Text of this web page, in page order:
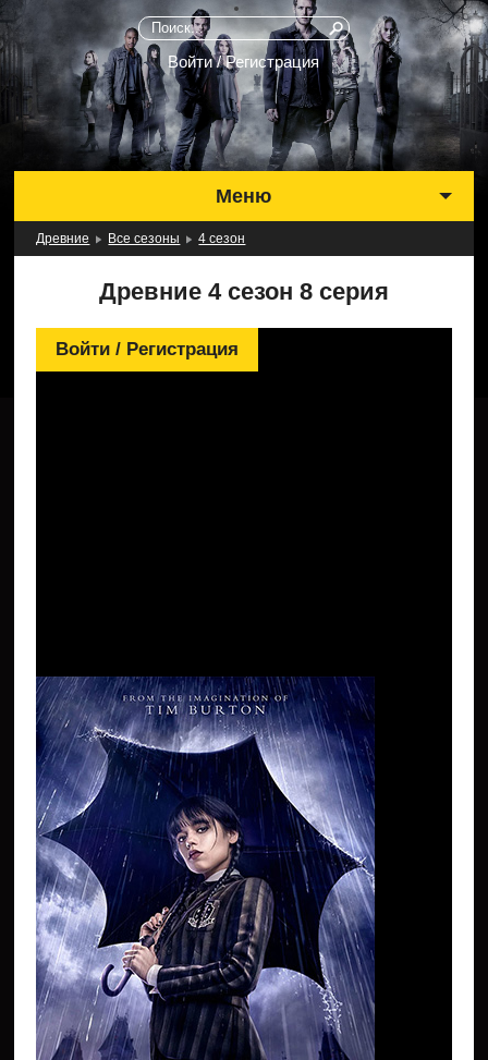
Войти / Регистрация
Меню
Выбрать сезон
Лучшие серии
Актеры
Музыка
Древние Все сезоны 4 сезон
Древние 4 сезон 8 серия
Войти / Регистрация